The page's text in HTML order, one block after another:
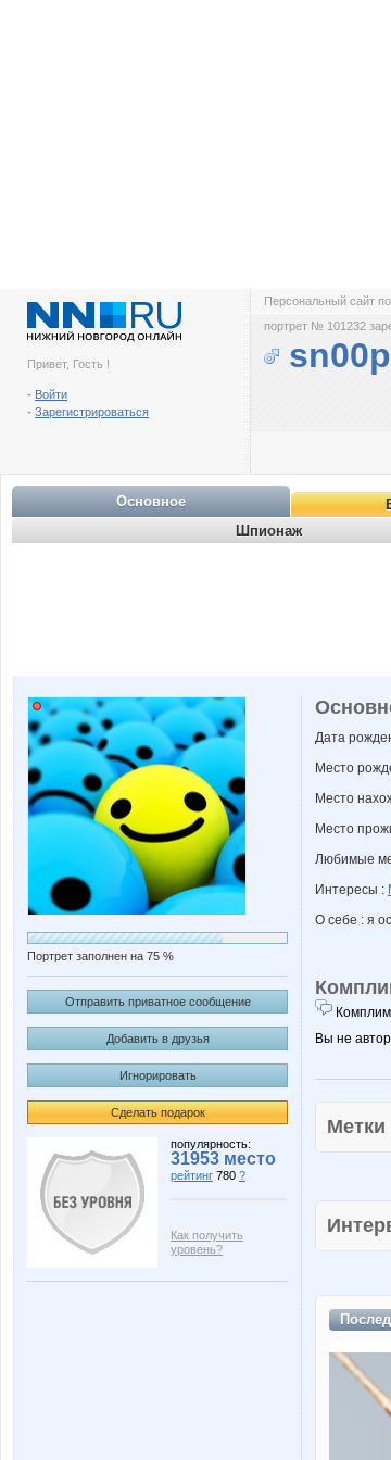
Привет, Гость !
- Войти
- Зарегистрироваться
Персональный сайт
портрет № 101232
sn00p
Основное
Шпионаж
Портрет заполнен на 75 %
Отправить приватное сообщение
Добавить в друзья
Игнорировать
Сделать подарок
популярность:
31953 место
рейтинг 780 ?
Как получить
уровень?
Дата
Место
Место
Место
Любимые
Интересы :
О себе : я
Вы не